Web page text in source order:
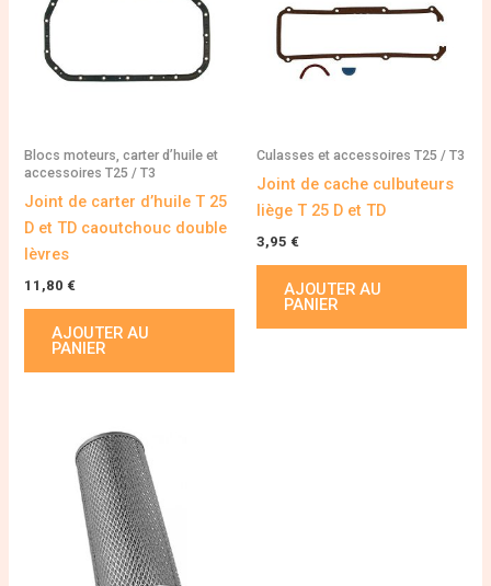
Blocs moteurs, carter d’huile et
accessoires T25 / T3
Joint de carter d’huile T 25
D et TD caoutchouc double
lèvres
11,80 €
AJOUTER AU
PANIER
Culasses et accessoires T25 / T3
Joint de cache culbuteurs
liège T 25 D et TD
3,95 €
AJOUTER AU
PANIER